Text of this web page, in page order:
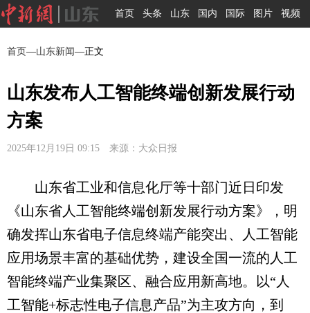
首页 头条 山东 国内 国际 图片 视频
首页—山东新闻—正文
山东发布人工智能终端创新发展行动
方案
2025年12月19日 09:15 来源：大众日报
山东省工业和信息化厅等十部门近日印发
《山东省人工智能终端创新发展行动方案》，明
确发挥山东省电子信息终端产能突出、人工智能
应用场景丰富的基础优势，建设全国一流的人工
智能终端产业集聚区、融合应用新高地。以“人
工智能+标志性电子信息产品”为主攻方向，到